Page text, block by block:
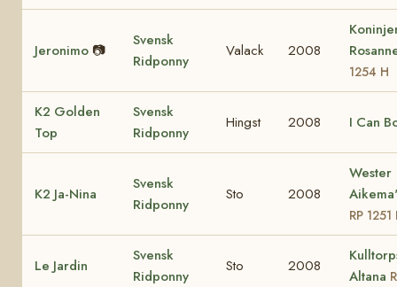
Jeronimo 📷
Svensk
Ridponny
Valack 2008
1254 H
K2 Golden
Top
Svensk
Ridponny
Hingst 2008 I Can
K2 Ja-Nina
Svensk
Ridponny
Sto 2008
Wester
RP 1251
Le Jardin
Svensk
Ridponny
Sto 2008
Altana